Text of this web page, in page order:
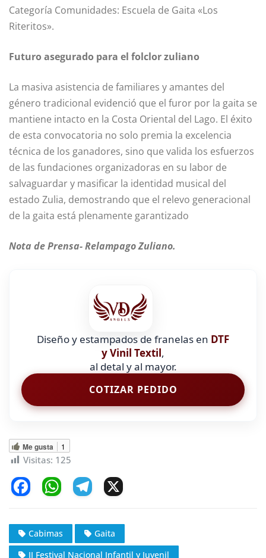
Categoría Comunidades: Escuela de Gaita «Los
Riteritos».
Futuro asegurado para el folclor zuliano
La masiva asistencia de familiares y amantes del
género tradicional evidenció que el furor por la gaita se
mantiene intacto en la Costa Oriental del Lago. El éxito
de esta convocatoria no solo premia la excelencia
técnica de los ganadores, sino que valida los esfuerzos
de las fundaciones organizadoras en su labor de
salvaguardar y masificar la identidad musical del
estado Zulia, demostrando que el relevo generacional
de la gaita está plenamente garantizado
Nota de Prensa- Relampago Zuliano.
Diseño y estampados de franelas en DTF
y Vinil Textil,
al detal y al mayor.
COTIZAR PEDIDO
Me gusta 1
Visitas: 125
c
e
W
at
s
e
gr
Cabimas
Gaita
II Festival Nacional Infantil y Juvenil